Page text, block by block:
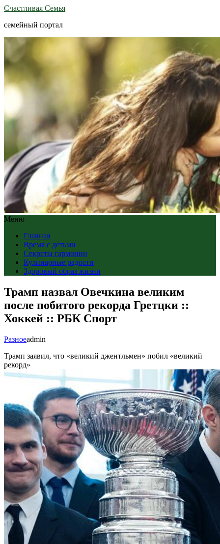
Счастливая Семья
семейный портал
Меню
Главная
Время с детьми
Секреты гармонии
Кулинарные радости
Здоровый образ жизни
Трамп назвал Овечкина великим
после побитого рекорда Гретцки ::
Хоккей :: РБК Спорт
Разноеadmin
Трамп заявил, что «великий джентльмен» побил «великий
рекорд»